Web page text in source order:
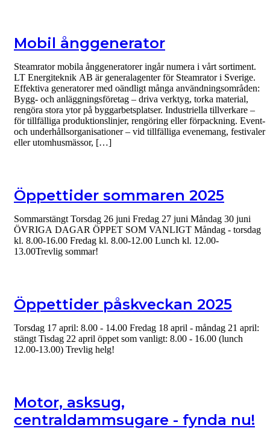
Mobil ånggenerator
Steamrator mobila ånggeneratorer ingår numera i vårt sortiment.
LT Energiteknik AB är generalagenter för Steamrator i Sverige.
Effektiva generatorer med oändligt många användningsområden:
Bygg- och anläggningsföretag – driva verktyg, torka material,
rengöra stora ytor på byggarbetsplatser. Industriella tillverkare –
för tillfälliga produktionslinjer, rengöring eller förpackning. Event-
och underhållsorganisationer – vid tillfälliga evenemang, festivaler
eller utomhusmässor, […]
Öppettider sommaren 2025
Sommarstängt Torsdag 26 juni Fredag 27 juni Måndag 30 juni
ÖVRIGA DAGAR ÖPPET SOM VANLIGT Måndag - torsdag
kl. 8.00-16.00 Fredag kl. 8.00-12.00 Lunch kl. 12.00-
13.00Trevlig sommar!
Öppettider påskveckan 2025
Torsdag 17 april: 8.00 - 14.00 Fredag 18 april - måndag 21 april:
stängt Tisdag 22 april öppet som vanligt: 8.00 - 16.00 (lunch
12.00-13.00) Trevlig helg!
Motor, asksug,
centraldammsugare - fynda nu!